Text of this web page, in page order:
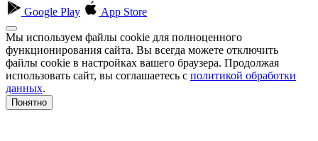
Google Play
App Store
Мы используем файлы cookie для полноценного
функционирования сайта. Вы всегда можете отключить
файлы cookie в настройках вашего браузера. Продолжая
использовать сайт, вы соглашаетесь с политикой обработки
данных.
Понятно